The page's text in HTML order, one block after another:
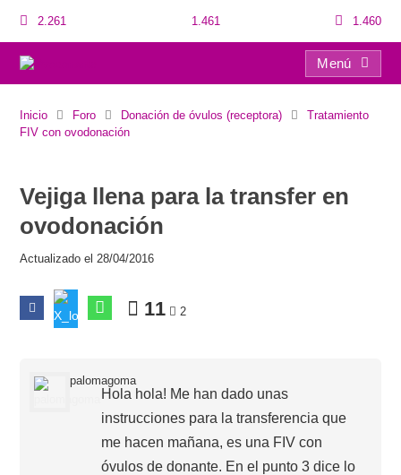
2.261 1.461 1.460
Menú
Inicio Foro Donación de óvulos (receptora)
Tratamiento
FIV con ovodonación
Vejiga llena para la transfer en
ovodonación
Actualizado el 28/04/2016
11 2
palomagoma
Hola hola! Me han dado unas
instrucciones para la transferencia que
me hacen mañana, es una FIV con
óvulos de donante. En el punto 3 dice lo